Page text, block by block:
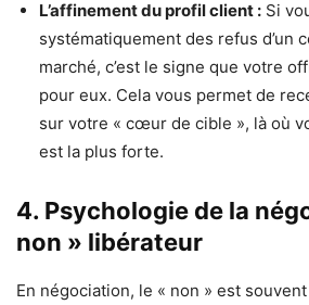
L’affinement du profil client : Si
systématiquement des refus d’un
marché, c’est le signe que votre
pour eux. Cela vous permet de
sur votre « cœur de cible », là où
est la plus forte.
4. Psychologie de la
non » libérateur
En négociation, le « non » est